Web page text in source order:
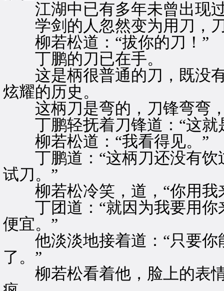
江湖中已有多年未曾出现
学剑的人忽然变为用刀，
柳若松道：“拔你的刀！”
丁鹏的刀已在手。
这是柄很普通的刀，既没有
炫耀的历史。
这柄刀是弯的，刀锋弯弯
丁鹏轻抚着刀锋道：“这就
柳若松道：“我看得见。”
丁鹏道：“这柄刀还没有饮
试刀。”
柳若松冷笑，道，“你用我
丁团道：“就因为我要用你
便宜。”
他淡淡地接着道：“只要你
了。”
柳若松看着他，脸上的表情